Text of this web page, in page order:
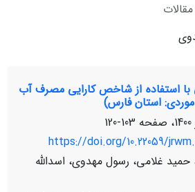
با استفاده از شاخص کارایی مصرف آب
استان فارس)
103-120
https://doi.org/10.22059/
غلامی، رسول مهدوی، اسدالله